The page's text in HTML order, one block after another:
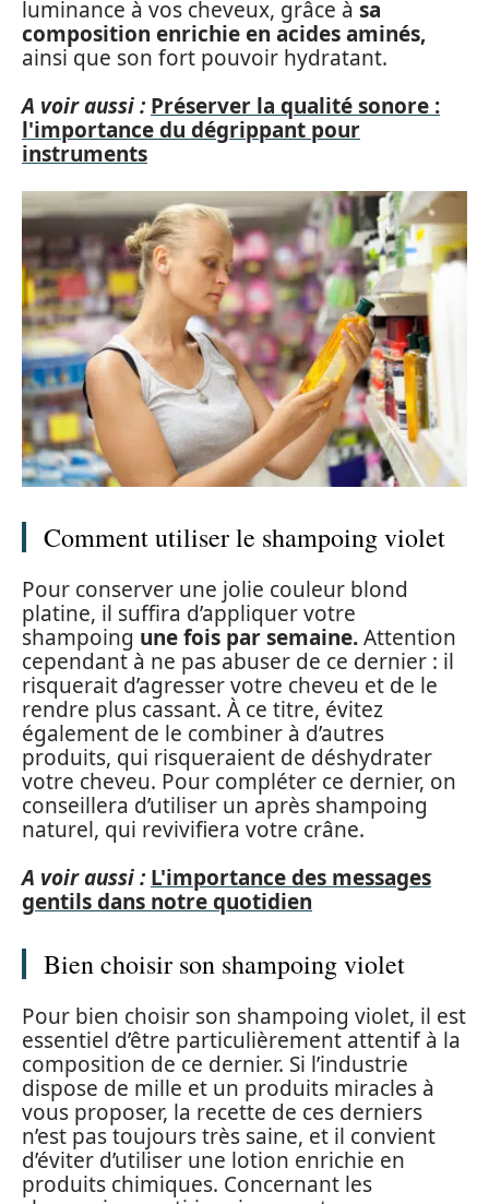
luminance à vos cheveux, grâce à sa
composition enrichie en acides aminés,
ainsi que son fort pouvoir hydratant.
A voir aussi : Préserver la qualité sonore :
l'importance du dégrippant pour
instruments
Comment utiliser le shampoing violet
Pour conserver une jolie couleur blond
platine, il suffira d’appliquer votre
shampoing une fois par semaine.Attention
cependant à ne pas abuser de ce dernier : il
risquerait d’agresser votre cheveu et de le
rendre plus cassant. À ce titre, évitez
également de le combiner à d’autres
produits, qui risqueraient de déshydrater
votre cheveu. Pour compléter ce dernier, on
conseillera d’utiliser un après shampoing
naturel, qui revivifiera votre crâne.
A voir aussi : L'importance des messages
gentils dans notre quotidien
Bien choisir son shampoing violet
Pour bien choisir son shampoing violet, il est
essentiel d’être particulièrement attentif à la
composition de ce dernier. Si l’industrie
dispose de mille et un produits miracles à
vous proposer, la recette de ces derniers
n’est pas toujours très saine, et il convient
d’éviter d’utiliser une lotion enrichie en
produits chimiques. Concernant les